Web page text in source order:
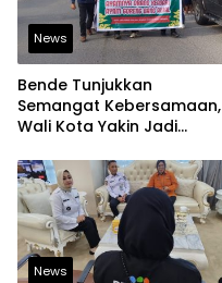
News
Bende Tunjukkan
Semangat Kebersamaan,
Wali Kota Yakin Jadi
Lain
News